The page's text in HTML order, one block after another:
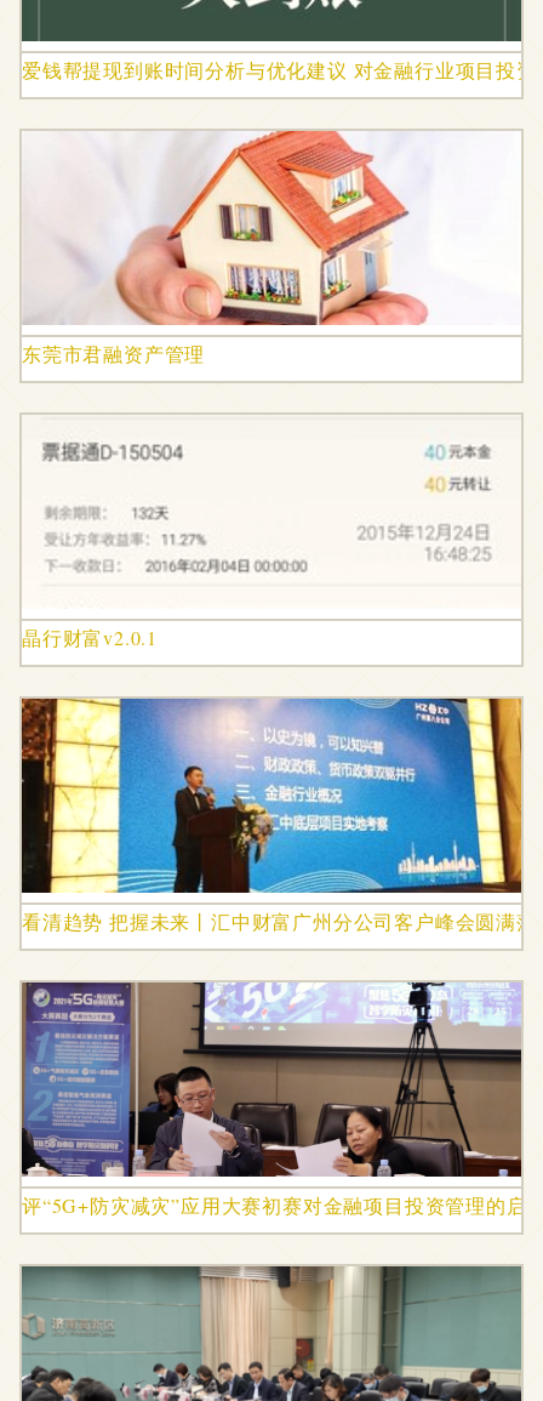
爱钱帮提现到账时间分析与优化建议 对金融行业项目投
东莞市君融资产管理
晶行财富v2.0.1
看清趋势 把握未来丨汇中财富广州分公司客户峰会圆满
评“5G+防灾减灾”应用大赛初赛对金融项目投资管理的启